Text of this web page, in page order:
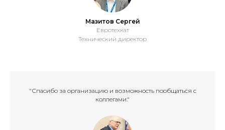
Мазитов Сергей
Евротехкат
Технический директор
"Спасибо за организацию и возможность пообщаться с
коллегами."